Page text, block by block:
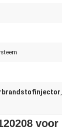
,
voor